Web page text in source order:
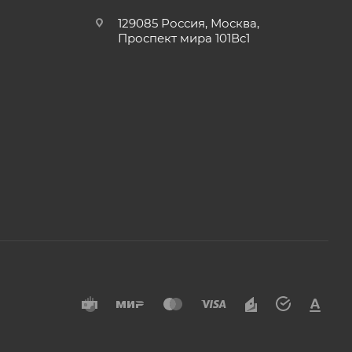
129085 Россия, Москва,
Проспект мира 101Вс1